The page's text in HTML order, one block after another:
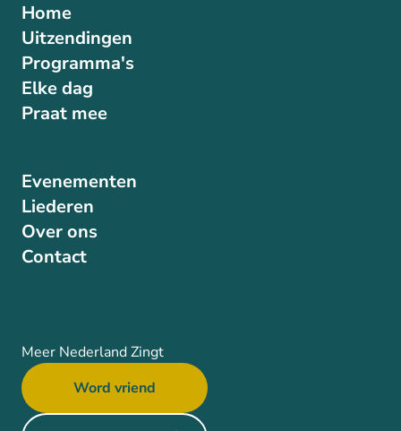
Home
Uitzendingen
Programma's
Elke dag
Praat mee
Evenementen
Liederen
Over ons
Contact
Meer Nederland Zingt
Word vriend